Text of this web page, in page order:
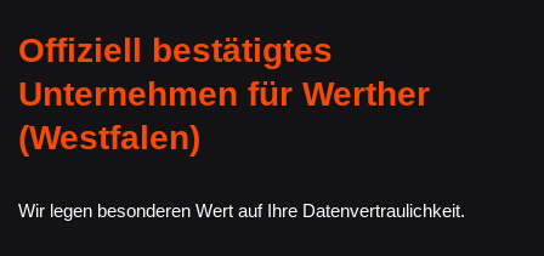
Offiziell bestätigtes
Unternehmen für Werther
(Westfalen)
Wir legen besonderen Wert auf Ihre Datenvertraulichkeit.